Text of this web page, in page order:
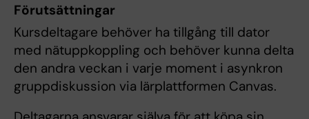
Förutsättningar
Kursdeltagare behöver ha tillgång till dator
med nätuppkoppling och behöver kunna delta
den andra veckan i varje moment i asynkron
gruppdiskussion via lärplattformen Canvas.